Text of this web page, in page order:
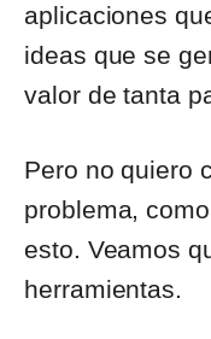
aplicaciones
ideas que se
valor de tanta
Pero no quiero
problema,
esto. Veamos
herramientas.